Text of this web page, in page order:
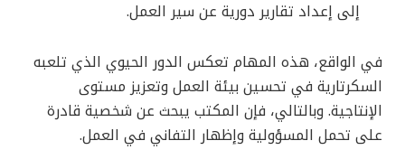
إلى إعداد تقارير دورية عن سير العمل.
في الواقع، هذه المهام تعكس الدور الحيوي الذي تلعبه
السكرتارية في تحسين بيئة العمل وتعزيز مستوى
الإنتاجية. وبالتالي، فإن المكتب يبحث عن شخصية قادرة
على تحمل المسؤولية وإظهار التفاني في العمل.